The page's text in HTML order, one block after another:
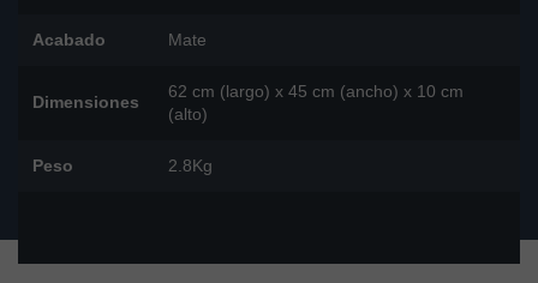
Acabado Mate
Dimensiones
62 cm (largo) x 45 cm (ancho) x 10 cm
(alto)
Peso 2.8Kg